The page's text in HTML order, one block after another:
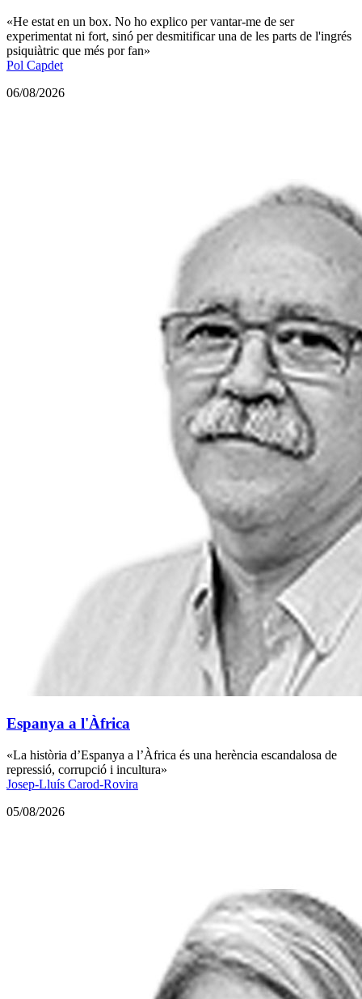
«He estat en un box. No ho explico per vantar-me de ser
experimentat ni fort, sinó per desmitificar una de les parts de l'ingrés
psiquiàtric que més por fan»
Pol Capdet
06/08/2026
Espanya a l'Àfrica
«La història d’Espanya a l’Àfrica és una herència escandalosa de
repressió, corrupció i incultura»
Josep-Lluís Carod-Rovira
05/08/2026